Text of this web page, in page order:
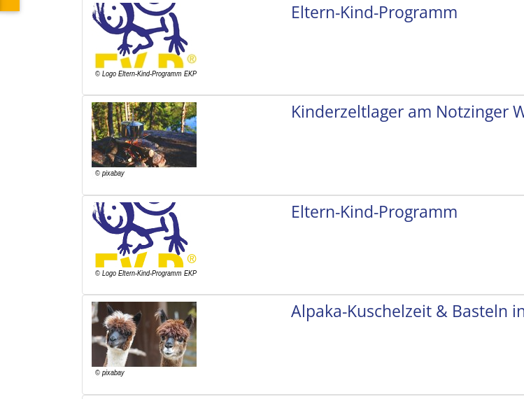
Eltern-Kind-Programm
Kinderzeltlager am Notzinger
Eltern-Kind-Programm
Alpaka-Kuschelzeit & Basteln